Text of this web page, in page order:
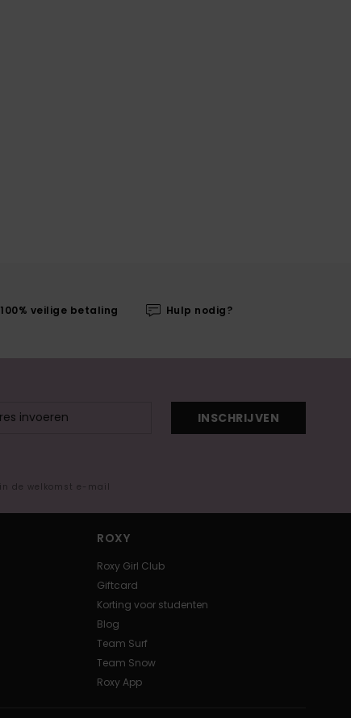
100% veilige betaling Hulp nodig?
INSCHRIJVEN
de welkomst e-mail
ROXY
Roxy Girl Club
Giftcard
Korting voor studenten
Blog
Team Surf
Team Snow
Roxy App